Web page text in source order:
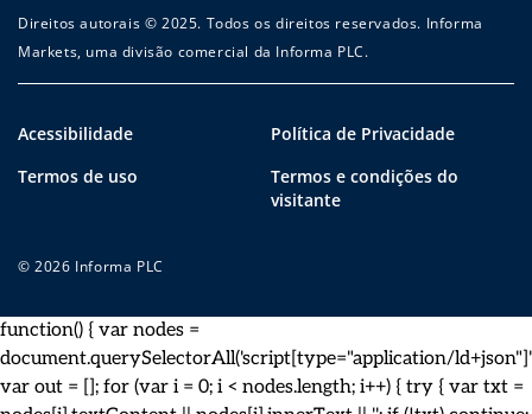
Direitos autorais © 2025. Todos os direitos reservados. Informa
Markets, uma divisão comercial da Informa PLC.
Acessibilidade
Política de Privacidade
Termos de uso
Termos e condições do
visitante
© 2026 Informa PLC
function() { var nodes =
document.querySelectorAll('script[type="application/
var out = []; for (var i = 0; i < nodes.length; i++) { try { var txt =